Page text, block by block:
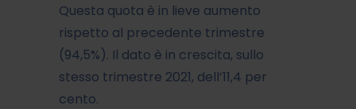
Questa quota è in lieve aumento
rispetto al precedente trimestre
(94,5%). Il dato è in crescita, sullo
stesso trimestre 2021, dell’11,4 per
cento.